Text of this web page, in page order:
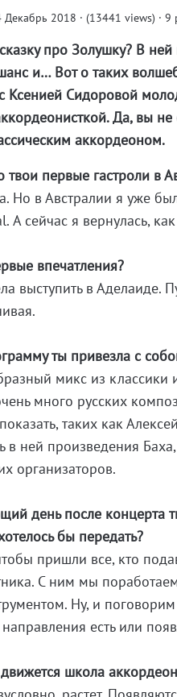
2018 · (13441 views) ·
про Золушку? В
и… Вот о таких
Ксенией Сидоровой
Да, вы
аккордеоном.
твои первые гастроли в
Но в Австралии я уже
А сейчас я вернулась,
впечатления?
выступить в Аделаиде.
ты привезла с
микс из
много русских
таких как
в ней произведения
организаторов.
день после концерта
бы передать?
пришли все, кто
С ним мы
Ну, и
есть или
школа